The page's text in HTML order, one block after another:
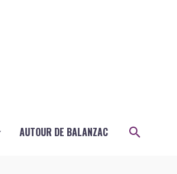
AUTOUR DE BALANZAC